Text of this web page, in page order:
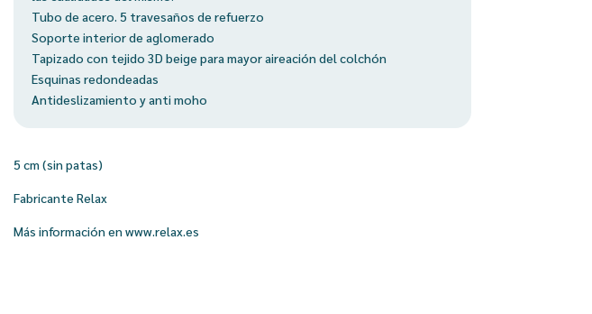
Tubo de acero. 5 travesaños de refuerzo
Soporte interior de aglomerado
Tapizado con tejido 3D beige para mayor aireación del colchón
Esquinas redondeadas
Antideslizamiento y anti moho
5 cm (sin patas)
Fabricante Relax
Más información en www.relax.es